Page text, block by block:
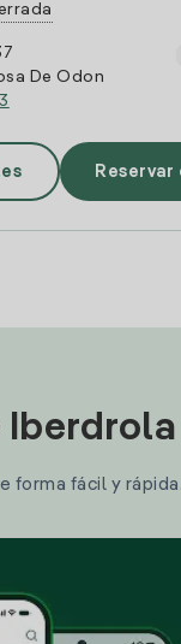
De Odon
Reservar
Iberdrola
forma fácil y rápida.